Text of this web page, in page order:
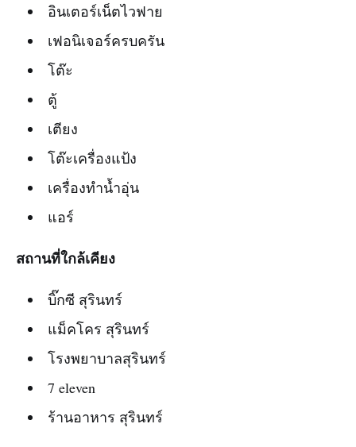
อินเตอร์เน็ตไวฟาย
เฟอนิเจอร์ครบครัน
โต๊ะ
ตู้
เตียง
โต๊ะเครื่องแป้ง
เครื่องทำน้ำอุ่น
แอร์
สถานที่ใกล้เคียง
บิ๊กซี สุรินทร์
แม็คโคร สุรินทร์
โรงพยาบาลสุรินทร์
7 eleven
ร้านอาหาร สุรินทร์